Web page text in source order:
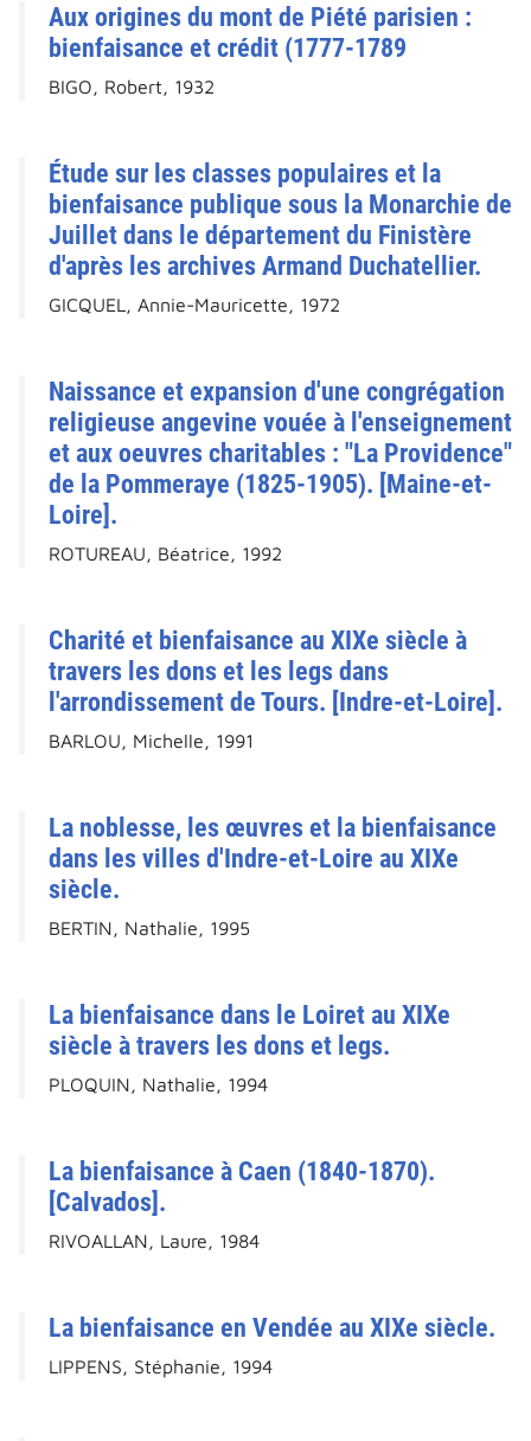
Aux origines du mont de Piété parisien :
bienfaisance et crédit (1777-1789
BIGO, Robert, 1932
Étude sur les classes populaires et la
bienfaisance publique sous la Monarchie de
Juillet dans le département du Finistère
d'après les archives Armand Duchatellier.
GICQUEL, Annie-Mauricette, 1972
Naissance et expansion d'une congrégation
religieuse angevine vouée à l'enseignement
et aux oeuvres charitables : "La Providence"
de la Pommeraye (1825-1905). [Maine-et-
Loire].
ROTUREAU, Béatrice, 1992
Charité et bienfaisance au XIXe siècle à
travers les dons et les legs dans
l'arrondissement de Tours. [Indre-et-Loire].
BARLOU, Michelle, 1991
La noblesse, les œuvres et la bienfaisance
dans les villes d'Indre-et-Loire au XIXe
siècle.
BERTIN, Nathalie, 1995
La bienfaisance dans le Loiret au XIXe
siècle à travers les dons et legs.
PLOQUIN, Nathalie, 1994
La bienfaisance à Caen (1840-1870).
[Calvados].
RIVOALLAN, Laure, 1984
La bienfaisance en Vendée au XIXe siècle.
LIPPENS, Stéphanie, 1994